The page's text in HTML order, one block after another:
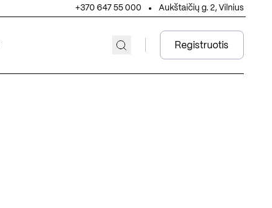
+370 647 55 000 Aukštaičių g. 2, Vilnius
Registruotis